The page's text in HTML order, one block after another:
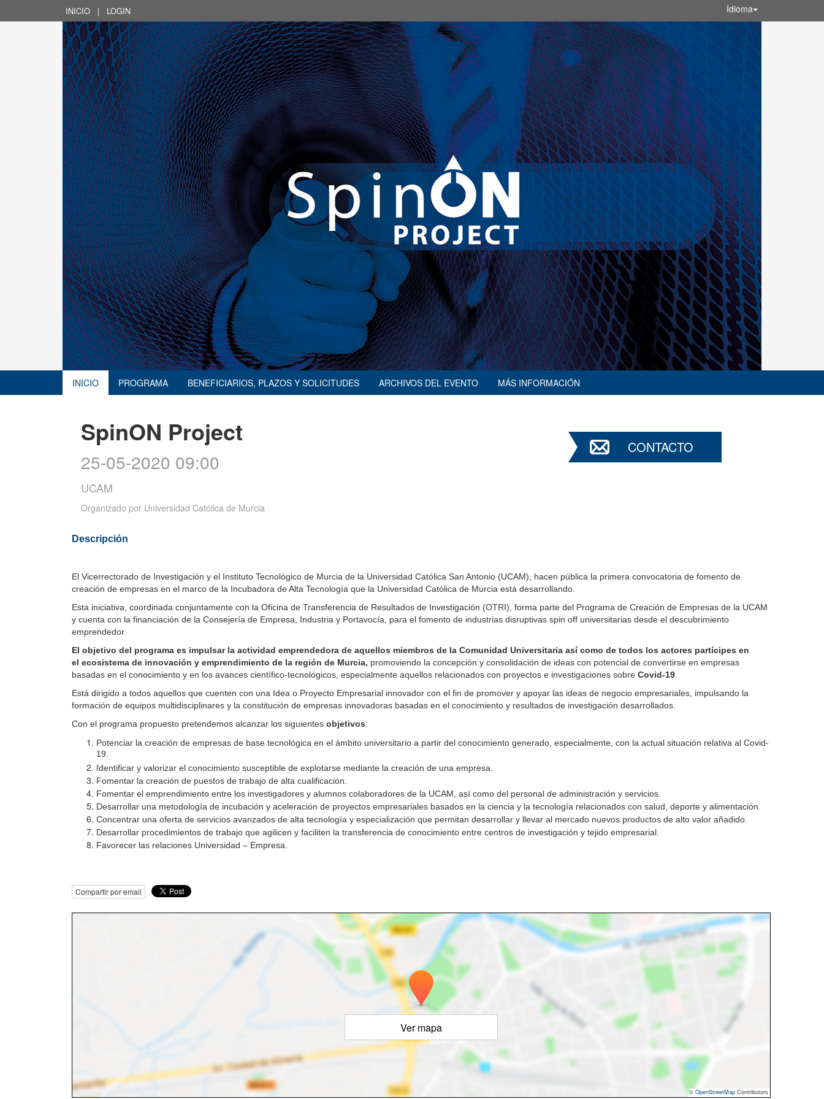
INICIO | LOGIN Idioma
INICIO PROGRAMA BENEFICIARIOS, PLAZOS Y SOLICITUDES ARCHIVOS DEL EVENTO MÁS INFORMACIÓN
SpinON Project
25-05-2020 09:00
UCAM
Organizado por Universidad Católica de Murcia
CONTACTO
Descripción
El Vicerrectorado de Investigación y el Instituto Tecnológico de Murcia de la Universidad Católica San Antonio (UCAM), hacen pública la primera convocatoria de fomento de
creación de empresas en el marco de la Incubadora de Alta Tecnología que la Universidad Católica de Murcia está desarrollando.
Esta iniciativa, coordinada conjuntamente con la Oficina de Transferencia de Resultados de Investigación (OTRI), forma parte del Programa de Creación de Empresas de la UCAM
y cuenta con la financiación de la Consejería de Empresa, Industria y Portavocía, para el fomento de industrias disruptivas spin off universitarias desde el descubrimiento
emprendedor.
El objetivo del programa es impulsar la actividad emprendedora de aquellos miembros de la Comunidad Universitaria así como de todos los actores partícipes en
el ecosistema de innovación y emprendimiento de la región de Murcia, promoviendo la concepción y consolidación de ideas con potencial de convertirse en empresas
basadas en el conocimiento y en los avances científico-tecnológicos, especialmente aquellos relacionados con proyectos e investigaciones sobre Covid-19
Está dirigido a todos aquellos que cuenten con una Idea o Proyecto Empresarial innovador con el fin de promover y apoyar las ideas de negocio empresariales, impulsando la
formación de equipos multidisciplinares y la constitución de empresas innovadoras basadas en el conocimiento y resultados de investigación desarrollados.
Con el programa propuesto pretendemos alcanzar los siguientes objetivos:
Potenciar la creación de empresas de base tecnológica en el ámbito universitario a partir del conocimiento generado, especialmente, con la actual situación relativa al Covid-
19.
Identificar y valorizar el conocimiento susceptible de explotarse mediante la creación de una empresa.
Fomentar la creación de puestos de trabajo de alta cualificación.
Fomentar el emprendimiento entre los investigadores y alumnos colaboradores de la UCAM, así como del personal de administración y servicios.
Desarrollar una metodología de incubación y aceleración de proyectos empresariales basados en la ciencia y la tecnología relacionados con salud, deporte y alimentación.
Concentrar una oferta de servicios avanzados de alta tecnología y especialización que permitan desarrollar y llevar al mercado nuevos productos de alto valor añadido.
Desarrollar procedimientos de trabajo que agilicen y faciliten la transferencia de conocimiento entre centros de investigación y tejido empresarial.
Favorecer las relaciones Universidad – Empresa.
Compartir por email
Ver mapa
© OpenStreetMap Contributors